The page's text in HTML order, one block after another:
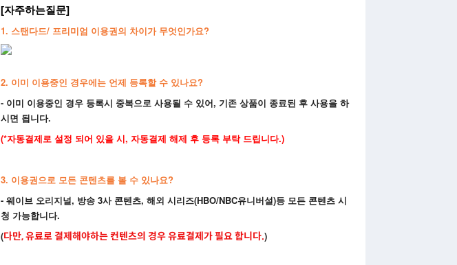
[자주하는질문]
1. 스탠다드/ 프리미엄 이용권의 차이가 무엇인가요?
2. 이미 이용중인 경우에는 언제 등록할 수 있나요?
- 이미 이용중인 경우 등록시 중복으로 사용될 수 있어, 기존 상품이 종료된 후 사용을 하
시면 됩니다.
(*자동결제로 설정 되어 있을 시, 자동결제 해제 후 등록 부탁 드립니다.)
3. 이용권으로 모든 콘텐츠를 볼 수 있나요?
- 웨이브 오리지널, 방송 3사 콘텐츠, 해외 시리즈(HBO/NBC유니버설)등 모든 콘텐츠 시
청 가능합니다.
(다만, 유료로 결제해야하는 컨텐츠의 경우 유료결제가 필요 합니다.)